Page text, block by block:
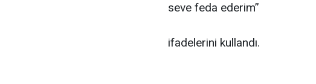
seve feda ederim”
ifadelerini kullandı.